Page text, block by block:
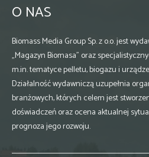
O NAS
Biomass Media Group Sp. z o.o. jest
„Magazyn Biomasa” oraz
m.in. tematyce pelletu, biogazu i
Działalność wydawniczą uzupełnia
branżowych, których celem jest
doświadczeń oraz ocena aktualnej
prognoza jego rozwoju.